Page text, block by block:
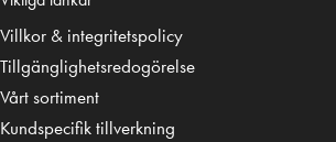
Villkor & integritetspolicy
Tillgänglighetsredogörelse
Vårt sortiment
Kundspecifik tillverkning